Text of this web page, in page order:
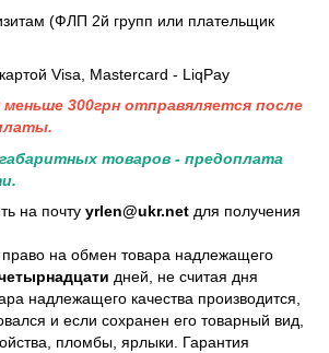
(ФЛП 2й групп или плательщик
Visa, Mastercard - LiqPay
меньше 300грн отправяляется после
товаров - предоплата
на почту yrlen@ukr.net для получения
на обмен товара надлежащего
дней, не считая дня
надлежащего качества производится,
и если сохранен его товарный вид,
пломбы, ярлыки. Гарантия